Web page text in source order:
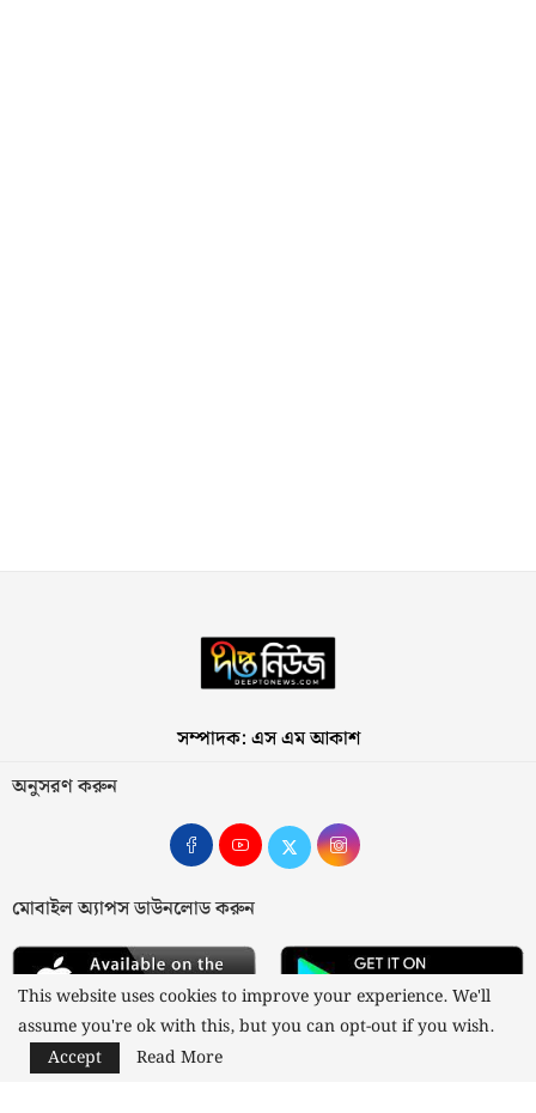
সম্পাদক: এস এম আকাশ
অনুসরণ করুন
মোবাইল অ্যাপস ডাউনলোড করুন
This website uses cookies to improve your experience. We'll
assume you're ok with this, but you can opt-out if you wish.
Accept
Read More